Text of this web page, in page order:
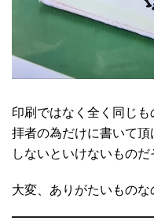
印刷ではなく全く同じ
拝者の為だけに書いて
しないといけないものだ
大変、ありがたいものな